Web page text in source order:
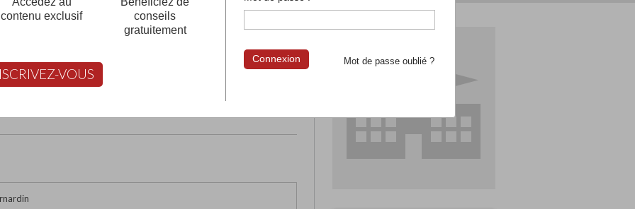
DE MAISON-
contenu exclusif
conseils
gratuitement
VOUS
Mot de passe oublié ?
Connexion